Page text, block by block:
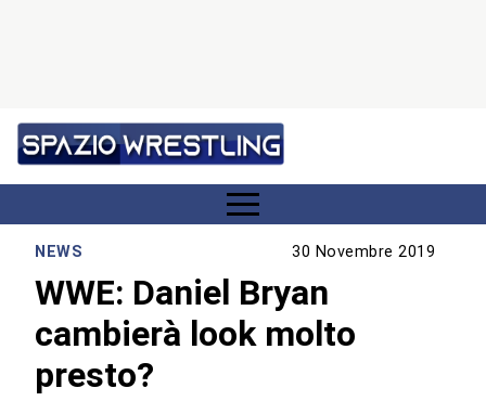
NEWS 30 Novembre 2019
WWE: Daniel Bryan
cambierà look molto
presto?